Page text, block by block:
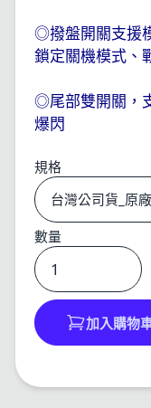
◎撥盤開關支援
鎖定關機模式、
◎尾部雙開關，
爆閃
規格
數量
加入購物